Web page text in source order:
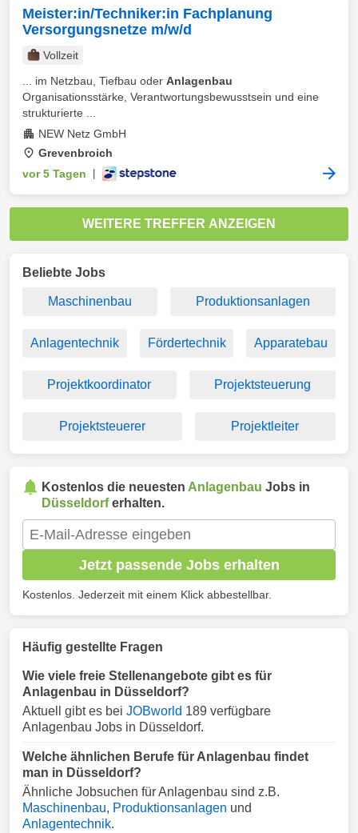
Meister:in/Techniker:in Fachplanung
Versorgungsnetze m/w/d
Vollzeit
... im Netzbau, Tiefbau oder Anlagenbau
Organisationsstärke, Verantwortungsbewusstsein und eine
strukturierte ...
NEW Netz GmbH
Grevenbroich
vor 5 Tagen
WEITERE TREFFER ANZEIGEN
Beliebte Jobs
Maschinenbau Produktionsanlagen
Anlagentechnik Fördertechnik Apparatebau
Projektkoordinator Projektsteuerung
Projektsteuerer Projektleiter
Kostenlos die neuesten Anlagenbau Jobs in
Düsseldorferhalten.
Jetzt passende Jobs erhalten
Kostenlos. Jederzeit mit einem Klick abbestellbar.
Häufig gestellte Fragen
Wie viele freie Stellenangebote gibt es für
Anlagenbau in Düsseldorf?
Aktuell gibt es bei JOBworld 189 verfügbare
Anlagenbau Jobs in Düsseldorf.
Welche ähnlichen Berufe für Anlagenbau findet
man in Düsseldorf?
Ähnliche Jobsuchen für Anlagenbau sind z.B.
Maschinenbau, Produktionsanlagen und
Anlagentechnik.